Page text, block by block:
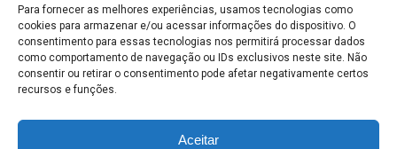
Para fornecer as melhores experiências, usamos tecnologias como
cookies para armazenar e/ou acessar informações do dispositivo. O
consentimento para essas tecnologias nos permitirá processar dados
como comportamento de navegação ou IDs exclusivos neste site. Não
consentir ou retirar o consentimento pode afetar negativamente certos
recursos e funções.
Aceitar
MAPA DO SITE